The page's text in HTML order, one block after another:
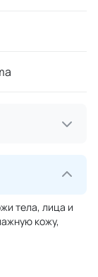
тела, лица и
кожу,